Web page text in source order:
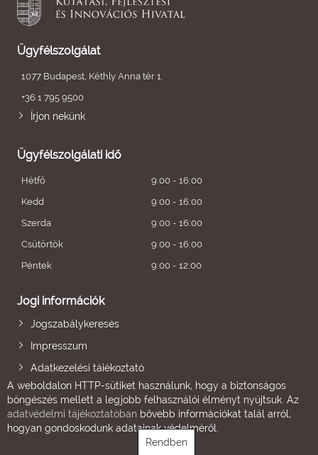
Ügyfélszolgálat
1077 Budapest, Kéthly Anna tér 1.
+36 1 795 9500
Írjon nekünk
Ügyfélszolgálati idő
Hétfő
9:00 - 16:00
Kedd
9:00 - 16:00
Szerda
9:00 - 16:00
Csütörtök
9:00 - 16:00
Péntek
9:00 - 12:00
Jogi információk
Jogszabálykeresés
Impresszum
Adatkezelési tájékoztató
A weboldalon HTTP-sütiket használunk, hogy a biztonságos
böngészés mellett a legjobb felhasználói élményt nyújtsuk. Az
adatvédelmi tájékoztatóban bővebb információkat talál arról,
hogyan gondoskodunk adatainak védelméről.
Rendben